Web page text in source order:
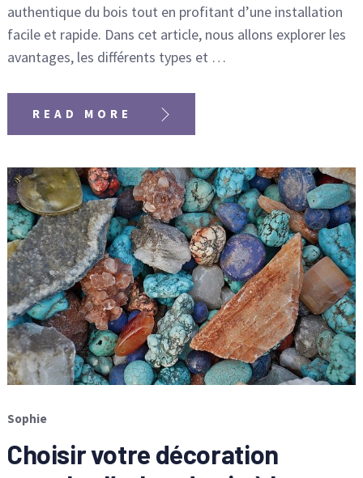
authentique du bois tout en profitant d’une installation
facile et rapide. Dans cet article, nous allons explorer les
avantages, les différents types et …
READ MORE
Sophie
Choisir votre décoration